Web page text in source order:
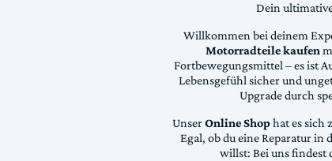
Dein
Willkommen bei deinem
Motorradteile kaufen
Fortbewegungsmittel – es ist
Lebensgefühl sicher und
Upgrade durch
UnserOnline Shophat es sich
Egal, ob du eine Reparatur in
willst: Bei uns findest